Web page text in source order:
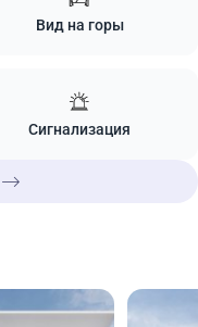
Вид на горы
Сигнализация